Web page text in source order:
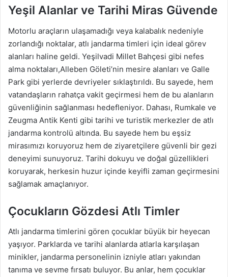
Yeşil Alanlar ve Tarihi Miras Güvende
Motorlu araçların ulaşamadığı veya kalabalık nedeniyle
zorlandığı noktalar, atlı jandarma timleri için ideal görev
alanları haline geldi. Yeşilvadi Millet Bahçesi gibi nefes
alma noktaları,Alleben Göleti’nin mesire alanları ve Galle
Park gibi yerlerde devriyeler sıklaştırıldı. Bu sayede, hem
vatandaşların rahatça vakit geçirmesi hem de bu alanların
güvenliğinin sağlanması hedefleniyor. Dahası, Rumkale ve
Zeugma Antik Kenti gibi tarihi ve turistik merkezler de atlı
jandarma kontrolü altında. Bu sayede hem bu eşsiz
mirasımızı koruyoruz hem de ziyaretçilere güvenli bir gezi
deneyimi sunuyoruz. Tarihi dokuyu ve doğal güzellikleri
koruyarak, herkesin huzur içinde keyifli zaman geçirmesini
sağlamak amaçlanıyor.
Çocukların Gözdesi Atlı Timler
Atlı jandarma timlerini gören çocuklar büyük bir heyecan
yaşıyor. Parklarda ve tarihi alanlarda atlarla karşılaşan
minikler, jandarma personelinin izniyle atları yakından
tanıma ve sevme fırsatı buluyor. Bu anlar, hem çocuklar